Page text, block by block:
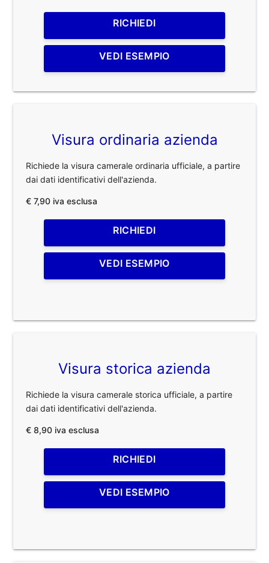
RICHIEDI
VEDI ESEMPIO
Visura ordinaria azienda
Richiede la visura camerale ordinaria ufficiale, a partire
dai dati identificativi dell'azienda.
€ 7,90 iva esclusa
RICHIEDI
VEDI ESEMPIO
Visura storica azienda
Richiede la visura camerale storica ufficiale, a partire
dai dati identificativi dell'azienda.
€ 8,90 iva esclusa
RICHIEDI
VEDI ESEMPIO